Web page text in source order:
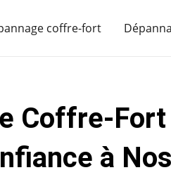
coffre-fort
Coffre-
à